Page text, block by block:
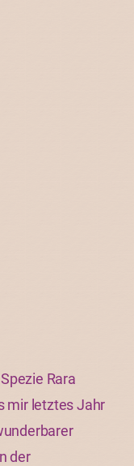
Rara
mir letztes Jahr
der